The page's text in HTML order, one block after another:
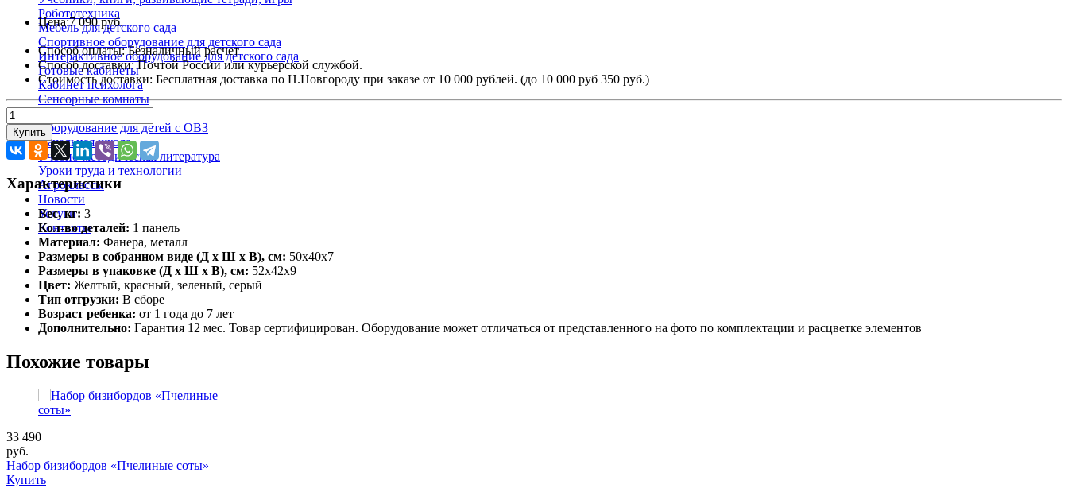
Робототехника
Мебель для детского сада
Спортивное оборудование для детского сада
Интерактивное оборудование для детского сада
Готовые кабинеты
Кабинет психолога
Сенсорные комнаты
Оборудование для детей с ОВЗ
Начальная школа
Учебно-методическая литература
Уроки труда и технологии
Агроклассы
Новости
Услуги
Контакты
Цена:7 090 руб.
Способ оплаты:Безналичный расчет
Способ доставки:Почтой России или курьерской службой.
Стоимость доставки: Бесплатная доставка по Н.Новгороду при заказе от 10 000 рублей. (до 10 000 руб 350 руб.)
Купить
Характеристики
Вес, кг: 3
Кол-во деталей: 1 панель
Материал: Фанера, металл
Размеры в собранном виде (Д х Ш х В), см: 50х40х7
Размеры в упаковке (Д х Ш х В), см: 52х42х9
Цвет: Желтый, красный, зеленый, серый
Тип отгрузки: В сборе
Возраст ребенка: от 1 года до 7 лет
Дополнительно: Гарантия 12 мес. Товар сертифицирован. Оборудование может отличаться от представленного на фото по комплектации и расцветке элементов
Похожие товары
33 490
руб.
Набор бизибордов «Пчелиные соты»
Купить